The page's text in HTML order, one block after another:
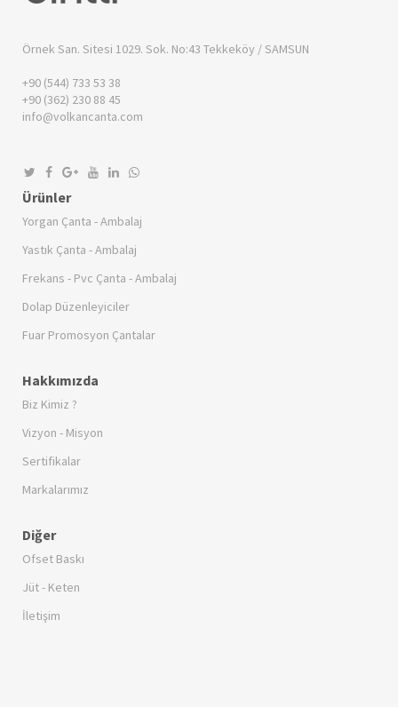
Örnek San. Sitesi 1029. Sok. No:43 Tekkeköy / SAMSUN
+90 (544) 733 53 38
+90 (362) 230 88 45
info@volkancanta.com
Ürünler
Yorgan Çanta - Ambalaj
Yastık Çanta - Ambalaj
Frekans - Pvc Çanta - Ambalaj
Dolap Düzenleyiciler
Fuar Promosyon Çantalar
Hakkımızda
Biz Kimiz ?
Vizyon - Misyon
Sertifikalar
Markalarımız
Diğer
Ofset Baskı
Jüt - Keten
İletişim